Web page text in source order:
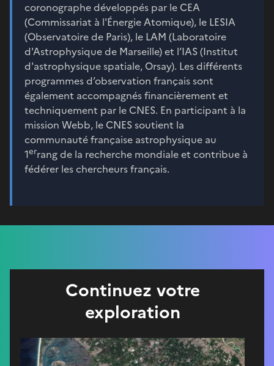
coronographe développés par le CEA
(Commissariat à l'Énergie Atomique), le LESIA
(Observatoire de Paris), le LAM (Laboratoire
d'Astrophysique de Marseille) et l’IAS (Institut
d'astrophysique spatiale, Orsay). Les différents
programmes d’observation français sont
également accompagnés financièrement et
techniquement par le CNES. En participant à la
mission Webb, le CNES soutient la
communauté française astrophysique au
1errang de la recherche mondiale et contribue à
fédérer les chercheurs français.
Continuez votre
exploration